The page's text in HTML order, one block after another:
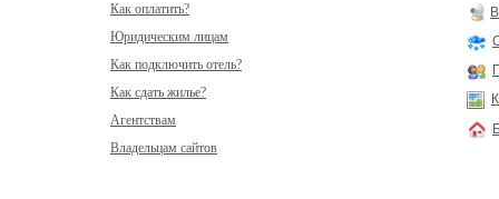
Как оплатить?
Юридическим лицам
Как подключить отель?
Как сдать жилье?
Агентствам
Владельцам сайтов